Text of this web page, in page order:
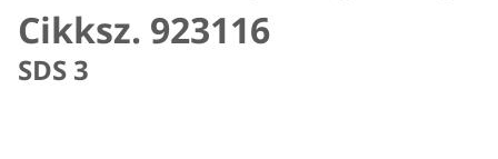
Cikksz. 923116
SDS 3